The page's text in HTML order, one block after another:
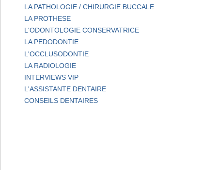
LA PATHOLOGIE / CHIRURGIE BUCCALE
LA PROTHESE
L'ODONTOLOGIE CONSERVATRICE
LA PEDODONTIE
L'OCCLUSODONTIE
LA RADIOLOGIE
INTERVIEWS VIP
L'ASSISTANTE DENTAIRE
CONSEILS DENTAIRES